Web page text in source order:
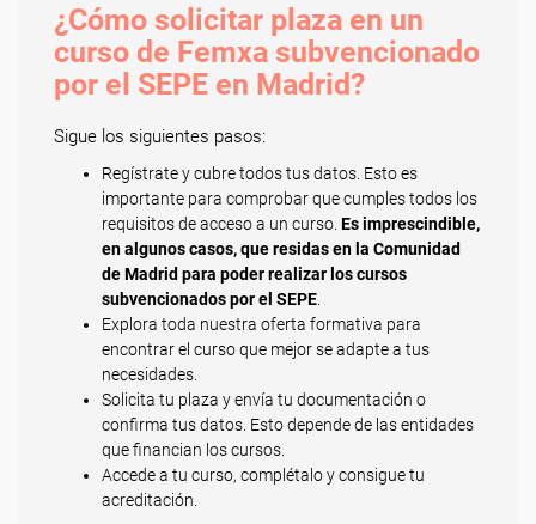
¿Cómo solicitar plaza en un
curso de Femxa subvencionado
por el SEPE en Madrid?
Sigue los siguientes pasos:
Regístrate y cubre todos tus datos. Esto es
importante para comprobar que cumples todos los
requisitos de acceso a un curso. Es imprescindible,
en algunos casos, que residas en la Comunidad
de Madrid para poder realizar los cursos
subvencionados por el SEPE
Explora toda nuestra oferta formativa para
encontrar el curso que mejor se adapte a tus
necesidades.
Solicita tu plaza y envía tu documentación o
confirma tus datos. Esto depende de las entidades
que financian los cursos.
Accede a tu curso, complétalo y consigue tu
acreditación.